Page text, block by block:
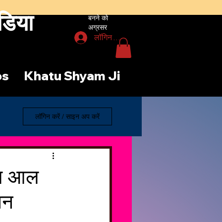
बनने को
अग्रसर
लॉगिन करें
Khatu Shyam Ji
लॉगिन करें / साइन अप करें
आल